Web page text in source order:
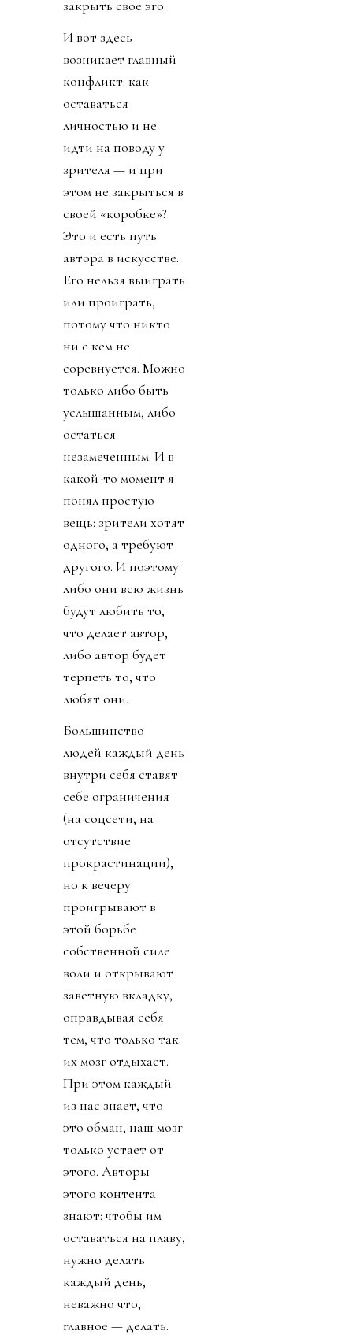
закрыть свое эго.
И вот здесь
возникает главный
конфликт: как
оставаться
личностью и не
идти на поводу у
зрителя — и при
этом не закрыться в
своей «коробке»?
Это и есть путь
автора в искусстве.
Его нельзя выиграть
или проиграть,
потому что никто
ни с кем не
соревнуется. Можно
только либо быть
услышанным, либо
остаться
незамеченным. И в
какой-то момент я
понял простую
вещь: зрители хотят
одного, а требуют
другого. И поэтому
либо они всю жизнь
будут любить то,
что делает автор,
либо автор будет
терпеть то, что
любят они.
Большинство
людей каждый день
внутри себя ставят
себе ограничения
(на соцсети, на
отсутствие
прокрастинации),
но к вечеру
проигрывают в
этой борьбе
собственной силе
воли и открывают
заветную вкладку,
оправдывая себя
тем, что только так
их мозг отдыхает.
При этом каждый
из нас знает, что
это обман, наш мозг
только устает от
этого. Авторы
этого контента
знают: чтобы им
оставаться на плаву,
нужно делать
каждый день,
неважно что,
главное — делать.